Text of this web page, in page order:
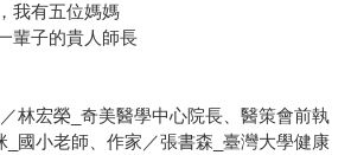
我有五位媽媽
輩子的貴人師長
林宏榮_奇美醫學中心院長、醫策會前執
_國小老師、作家／張書森_臺灣大學健康